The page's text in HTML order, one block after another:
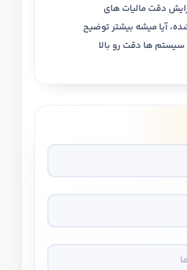
دقت مالیات های
آیا میشه بیشتر توضیح
ها دقت رو بالا